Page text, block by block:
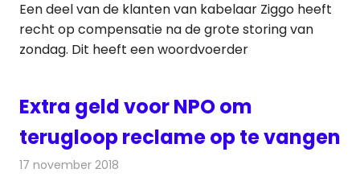
Een deel van de klanten van kabelaar Ziggo heeft
recht op compensatie na de grote storing van
zondag. Dit heeft een woordvoerder
Extra geld voor NPO om
terugloop reclame op te vangen
17 november 2018